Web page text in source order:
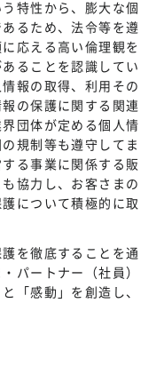
特性から、膨大な個
るため、法令等を遵
応える高い倫理観を
ることを認識してい
報の取得、利用その
の保護に関する関連
団体が定める個人情
規制等も遵守してま
る事業に関係する販
協力し、お客さまの
について積極的に取
を徹底することを通
パートナー（社員）
「感動」を創造し、